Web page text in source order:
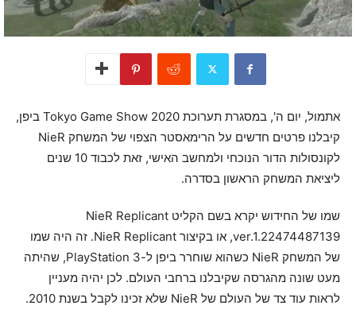
אתמול, יום ה', במסגרת תערוכת Tokyo Game Show 2020 ביפן,
קיבלנו פרטים חדשים על הרימאסטר הצפוי של המשחק NieR
לקונסולות הדור הנוכחי ולמחשב האישי, זאת לכבוד 10 שנים
ליציאת המשחק הראשון בסדרה.
שמו של החידוש יקרא בשם הקליט NieR Replicant
ver.1.22474487139, או בקיצור NieR Replicant. זה היה שמו
של המשחק NieR כשהוא שוחרר ביפן ל-PlayStation 3, שהיתה
מעט שונה מהגרסה שקיבלנו ברחבי העולם. לכן יהיה מעניין
לראות עוד צד של העולם של NieR שלא זכינו לקבל בשנת 2010.